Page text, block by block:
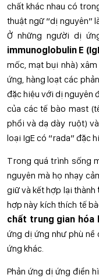
chất khác nhau có
thuật ngữ “dị nguyên”
Ở những người dị
immunoglobulin E
mốc, mạt bụi nhà)
ứng, hàng loạt các
đặc hiệu với dị nguyên
của các tế bào mast
phổi và dạ dày ruột)
loại IgE có “rada” đặc
Trong quá trình sống
nguyên mà họ nhạy
giữ và kết hợp lại thành
hợp này kích thích tế
chất trung gian hóa
ứng dị ứng như phù nề
ứng khác.
Phản ứng dị ứng điển